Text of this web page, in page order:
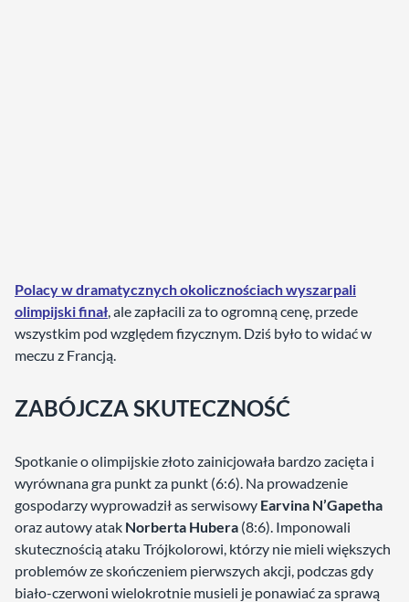
Polacy w dramatycznych okolicznościach wyszarpali
olimpijski finał, ale zapłacili za to ogromną cenę, przede
wszystkim pod względem fizycznym. Dziś było to widać w
meczu z Francją.
ZABÓJCZA SKUTECZNOŚĆ
Spotkanie o olimpijskie złoto zainicjowała bardzo zacięta i
wyrównana gra punkt za punkt (6:6). Na prowadzenie
gospodarzy wyprowadził as serwisowy Earvina N’Gapetha
oraz autowy atak Norberta Hubera (8:6). Imponowali
skutecznością ataku Trójkolorowi, którzy nie mieli większych
problemów ze skończeniem pierwszych akcji, podczas gdy
biało-czerwoni wielokrotnie musieli je ponawiać za sprawą